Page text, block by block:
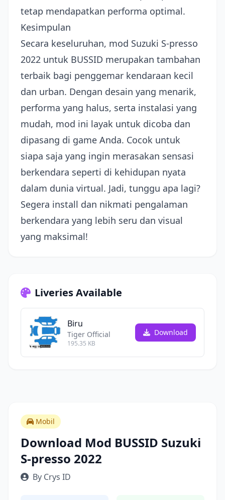
tetap mendapatkan performa optimal.
Kesimpulan
Secara keseluruhan, mod Suzuki S-presso
2022 untuk BUSSID merupakan tambahan
terbaik bagi penggemar kendaraan kecil
dan urban. Dengan desain yang menarik,
performa yang halus, serta instalasi yang
mudah, mod ini layak untuk dicoba dan
dipasang di game Anda. Cocok untuk
siapa saja yang ingin merasakan sensasi
berkendara seperti di kehidupan nyata
dalam dunia virtual. Jadi, tunggu apa lagi?
Segera install dan nikmati pengalaman
berkendara yang lebih seru dan visual
yang maksimal!
Liveries Available
Biru
Tiger Official
195.35 KB
Download
Mobil
Download Mod BUSSID Suzuki
S-presso 2022
By Crys ID